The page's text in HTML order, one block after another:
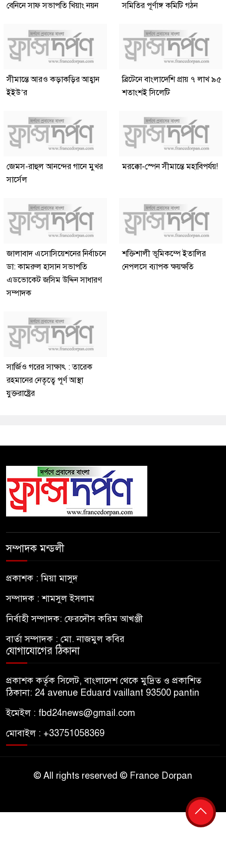
বেনিনে সাফ সভাপতি খিয়াং নয়ন
সমিতির পূর্ণাঙ্গ কমিটি গঠন
সীমান্তে আরও কড়াকড়ির আহ্বান
ইইউ’র
ব্রিটেনে বাংলাদেশি প্রায় ৭ লাখ ৯৫
শতাংশই সিলেটি
জেমস-রাহুল আনন্দের গানে মুখর
সার্সেল
মরক্কো-স্পেন সীমান্তে মহাবিপর্যয়!
জালাবাদ এসোসিয়েশনের নির্বাচনে
ডা: কামরুল হাসান সভাপতি
এডভোকেট জসিম উদ্দিন সাধারণ
সম্পাদক
শক্তিশালী ভূমিকম্পে ইতালির
নেপলসে ব্যাপক ক্ষয়ক্ষতি
সার্জিও গরের সাক্ষাৎ : তারেক
রহমানের নেতৃত্বে পূর্ণ আস্থা
যুক্তরাষ্ট্রের
সম্পাদক মন্ডলী
প্রকাশক : মিয়া মাসুদ
সম্পাদক : শামসুল ইসলাম
নির্বাহী সম্পাদক: ফেরদৌস করিম আখঞ্জী
বার্তা সম্পাদক : মো. নাজমুল কবির
যোগাযোগের ঠিকানা
প্রকাশক কর্তৃক সিলেট, বাংলাদেশ থেকে মুদ্রিত ও প্রকাশিত
ঠিকানা: 24 avenue Eduard vaillant 93500 pantin
ইমেইল : fbd24news@gmail.com
মোবাইল : +33751058369
© All rights reserved © France Dorpan